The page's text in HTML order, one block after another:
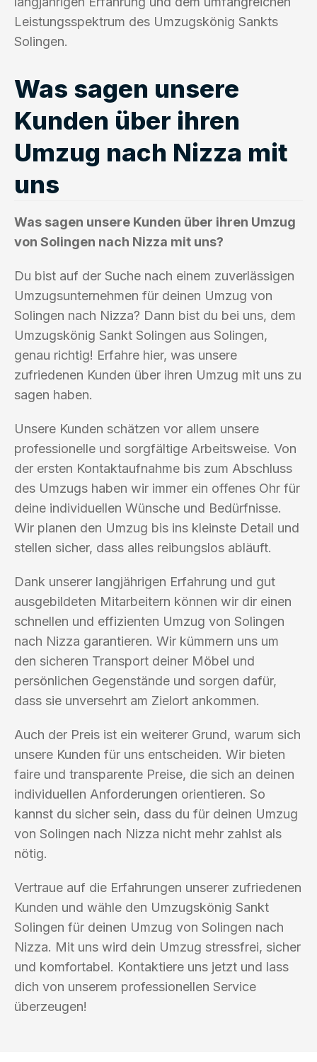
Leistungsspektrum des Umzugskönig Sankts
Solingen.
Was sagen unsere
Kunden über ihren
Umzug nach Nizza mit
uns
Was sagen unsere Kunden über ihren Umzug
von Solingen nach Nizza mit uns?
Du bist auf der Suche nach einem zuverlässigen
Umzugsunternehmen für deinen Umzug von
Solingen nach Nizza? Dann bist du bei uns, dem
Umzugskönig Sankt Solingen aus Solingen,
genau richtig! Erfahre hier, was unsere
zufriedenen Kunden über ihren Umzug mit uns zu
sagen haben.
Unsere Kunden schätzen vor allem unsere
professionelle und sorgfältige Arbeitsweise. Von
der ersten Kontaktaufnahme bis zum Abschluss
des Umzugs haben wir immer ein offenes Ohr für
deine individuellen Wünsche und Bedürfnisse.
Wir planen den Umzug bis ins kleinste Detail und
stellen sicher, dass alles reibungslos abläuft.
Dank unserer langjährigen Erfahrung und gut
ausgebildeten Mitarbeitern können wir dir einen
schnellen und effizienten Umzug von Solingen
nach Nizza garantieren. Wir kümmern uns um
den sicheren Transport deiner Möbel und
persönlichen Gegenstände und sorgen dafür,
dass sie unversehrt am Zielort ankommen.
Auch der Preis ist ein weiterer Grund, warum sich
unsere Kunden für uns entscheiden. Wir bieten
faire und transparente Preise, die sich an deinen
individuellen Anforderungen orientieren. So
kannst du sicher sein, dass du für deinen Umzug
von Solingen nach Nizza nicht mehr zahlst als
nötig.
Vertraue auf die Erfahrungen unserer zufriedenen
Kunden und wähle den Umzugskönig Sankt
Solingen für deinen Umzug von Solingen nach
Nizza. Mit uns wird dein Umzug stressfrei, sicher
und komfortabel. Kontaktiere uns jetzt und lass
dich von unserem professionellen Service
überzeugen!